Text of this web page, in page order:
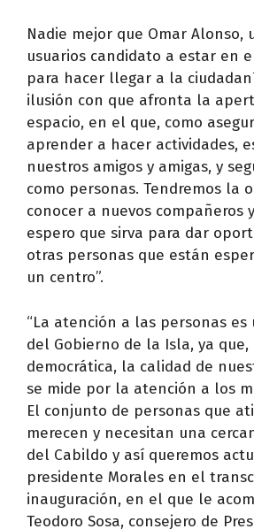
Nadie mejor que Omar Alonso,
usuarios candidato a estar en
para hacer llegar a la
ilusión con que afronta la
espacio, en el que, como
aprender a hacer actividades,
nuestros amigos y amigas, y
como personas. Tendremos la
conocer a nuevos compañeros
espero que sirva para dar
otras personas que están
un centro”.
“La atención a las personas
del Gobierno de la Isla, ya que,
democrática, la calidad de
se mide por la atención a los
El conjunto de personas que
merecen y necesitan una
del Cabildo y así queremos
presidente Morales en el
inauguración, en el que le
Teodoro Sosa, consejero de